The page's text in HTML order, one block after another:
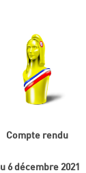
Compte rendu
6 décembre 2021